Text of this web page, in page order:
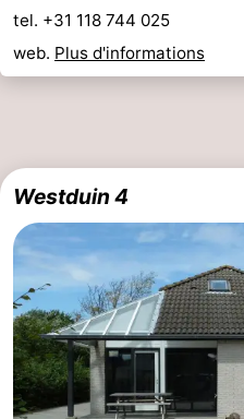
tel. +31 118 744 025
web. Plus d'informations
Westduin 4